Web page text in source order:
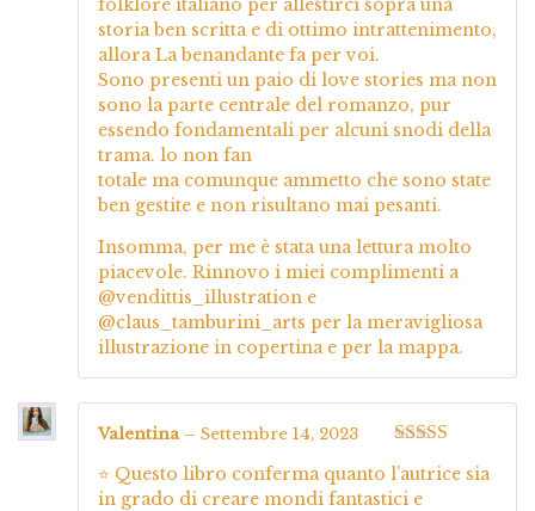
folklore italiano per allestirci sopra una
storia ben scritta e di ottimo intrattenimento,
allora La benandante fa per voi.
Sono presenti un paio di love stories ma non
sono la parte centrale del romanzo, pur
essendo fondamentali per alcuni snodi della
trama. lo non fan
totale ma comunque ammetto che sono state
ben gestite e non risultano mai pesanti.
Insomma, per me è stata una lettura molto
piacevole. Rinnovo i miei complimenti a
@vendittis_illustration e
@claus_tamburini_arts per la meravigliosa
illustrazione in copertina e per la mappa.
5
Valentina – Settembre 14, 2023
⭐ Questo libro conferma quanto l’autrice sia
in grado di creare mondi fantastici e